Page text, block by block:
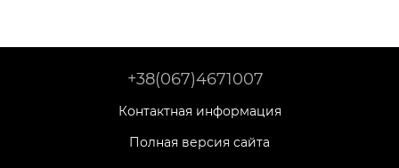
+38(067)4671007
Контактная информация
Полная версия сайта